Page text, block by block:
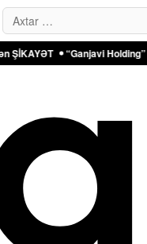
Search…
“Ganjavi Holding” jurnalistləri